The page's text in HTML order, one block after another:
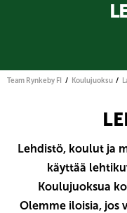
Team Rynkeby FI Koulujuoksu
Lehdistö, koulut ja
käyttää
Koulujuoksua
Olemme iloisia, jos